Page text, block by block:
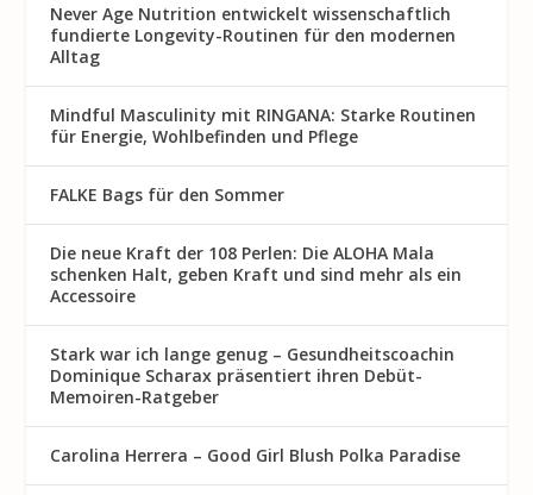
Never Age Nutrition entwickelt wissenschaftlich
fundierte Longevity-Routinen für den modernen
Alltag
Mindful Masculinity mit RINGANA: Starke Routinen
für Energie, Wohlbefinden und Pflege
FALKE Bags für den Sommer
Die neue Kraft der 108 Perlen: Die ALOHA Mala
schenken Halt, geben Kraft und sind mehr als ein
Accessoire
Stark war ich lange genug – Gesundheitscoachin
Dominique Scharax präsentiert ihren Debüt-
Memoiren-Ratgeber
Carolina Herrera – Good Girl Blush Polka Paradise